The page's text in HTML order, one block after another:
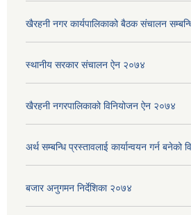
खैरहनी नगर कार्यपालिकाको बैठक संचालन
स्थानीय सरकार संचालन ऐन २०७४
खैरहनी नगरपालिकाको विनियोजन ऐन २०७४
अर्थ सम्बन्धि प्रस्तावलाई कार्यान्वयन गर्न
बजार अनुगमन निर्देशिका २०७४